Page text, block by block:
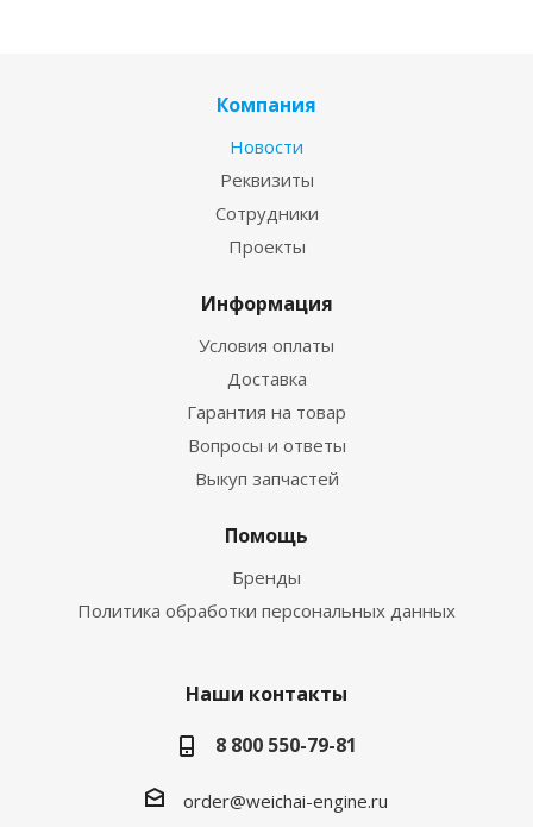
Компания
Новости
Реквизиты
Сотрудники
Проекты
Информация
Условия оплаты
Доставка
Гарантия на товар
Вопросы и ответы
Выкуп запчастей
Помощь
Бренды
Политика обработки персональных данных
Наши контакты
8 800 550-79-81
order@weichai-engine.ru